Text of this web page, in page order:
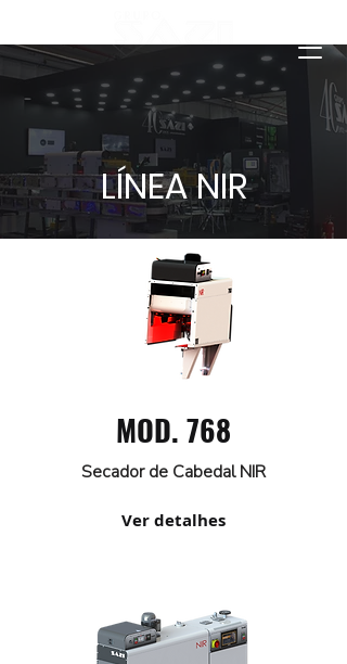
LÍNEA NIR
MOD. 768
Secador de Cabedal NIR
Ver detalhes